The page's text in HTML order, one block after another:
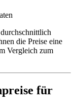
die Preise eine
Vergleich zum
für